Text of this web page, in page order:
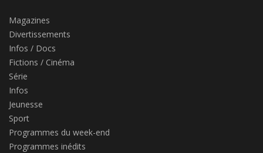
Magazines
Divertissements
Infos / Docs
Fictions / Cinéma
Série
Infos
Jeunesse
Sport
Programmes du week-end
Programmes inédits